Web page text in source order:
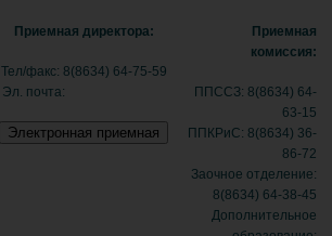
Приемная директора:
Тел/факс: 8(8634) 64-75-59
Эл. почта:
Приемная
комиссия:
ППССЗ: 8(8634) 64-
63-15
ППКРиС: 8(8634) 36-
86-72
Заочное отделение:
8(8634) 64-38-45
Дополнительное